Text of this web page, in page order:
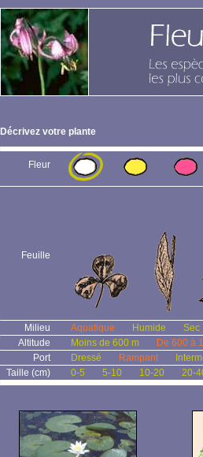
Décrivez votre plante
Fleur
Feuille
Milieu Aquatique Humide
Sec
Altitude
Moins de 600 m
De 600 à
Port
Dressé Rampant
Taille (cm)
0-5 5-10 10-20 20-